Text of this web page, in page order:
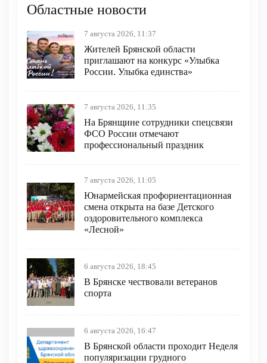
Областные новости
7 августа 2026, 11:37
Жителей Брянской области
приглашают на конкурс «Улыбка
России. Улыбка единства»
7 августа 2026, 11:35
На Брянщине сотрудники спецсвязи
ФСО России отмечают
профессиональный праздник
7 августа 2026, 11:05
Юнармейская профориентационная
смена открыта на базе Детского
оздоровительного комплекса
«Лесной»
6 августа 2026, 18:45
В Брянске чествовали ветеранов
спорта
6 августа 2026, 16:47
В Брянской области проходит Неделя
популяризации грудного